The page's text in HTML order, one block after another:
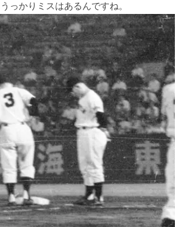
っかりミスはあるんですね。